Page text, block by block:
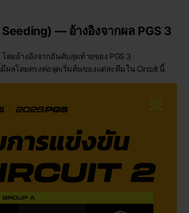
— อ้างอิงจากผล PGS 3
โดยอ้างอิงจากอันดับสุดท้ายของ PGS 3
ลโดยตรงต่อจุดเริ่มต้นของแต่ละทีมใน Circuit นี้